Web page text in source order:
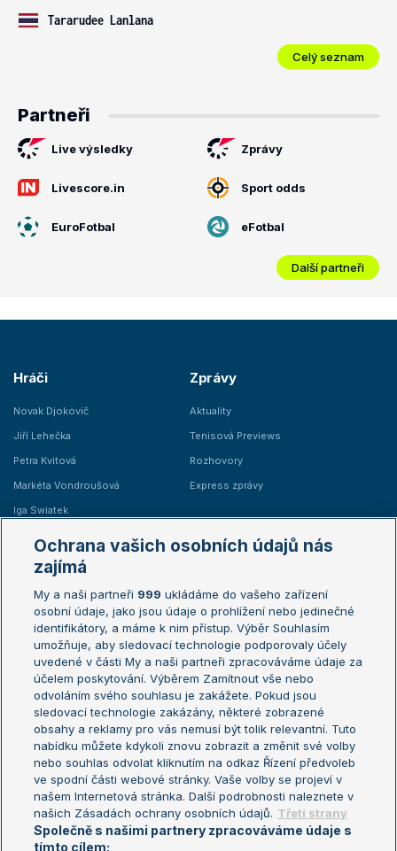
Tararudee Lanlana
Celý seznam
Partneři
Live výsledky Zprávy
Livescore.in Sport odds
EuroFotbal eFotbal
Další partneři
Hráči
Novak Djokovič
Jiří Lehečka
Petra Kvitová
Markéta Vondroušová
Iga Swiatek
Zprávy
Aktuality
Tenisová Previews
Rozhovory
Express zprávy
Žebříčky
Žebříček ATP (muži)
Žebříček WTA (ženy)
Sázkařský žebříček
Australian Open
French Open
Wimbledon
US Open
Turnaj mistrů
Turnaj mistryň
Aktualní trendy
Fotbalové přestupy
Livesport Daily
LS Prague Open
Ochrana vašich osobních údajů nás
zajímá
My a naši partneři 999 ukládáme do vašeho zařízení
osobní údaje, jako jsou údaje o prohlížení nebo jedinečné
identifikátory, a máme k nim přístup. Výběr Souhlasím
umožňuje, aby sledovací technologie podporovaly účely
uvedené v části My a naši partneři zpracováváme údaje za
účelem poskytování. Výběrem Zamítnout vše nebo
odvoláním svého souhlasu je zakážete. Pokud jsou
sledovací technologie zakázány, některé zobrazené
obsahy a reklamy pro vás nemusí být tolik relevantní. Tuto
nabídku můžete kdykoli znovu zobrazit a změnit své volby
nebo souhlas odvolat kliknutím na odkaz Řízení předvoleb
ve spodní části webové stránky. Vaše volby se projeví v
našem Internetová stránka. Další podrobnosti naleznete v
našich Zásadách ochrany osobních údajů. Třetí strany
Společně s našimi partnery zpracováváme údaje s
tímto cílem: